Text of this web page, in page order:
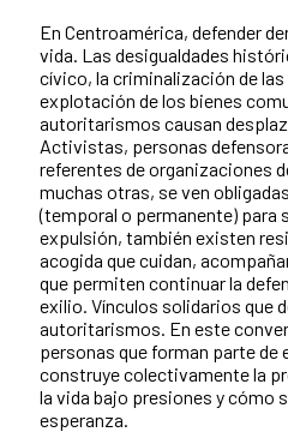
En Centroamérica, defender
vida. Las desigualdades
cívico, la criminalización de
explotación de los bienes
autoritarismos causan
Activistas, personas
referentes de organizaciones
muchas otras, se ven
(temporal o permanente) para
expulsión, también existen
acogida que cuidan,
que permiten continuar la
exilio. Vínculos solidarios que
autoritarismos. En este
personas que forman parte
construye colectivamente la
la vida bajo presiones y cómo
esperanza.